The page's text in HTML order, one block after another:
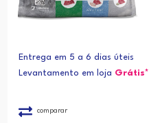
Entrega em 5 a 6 dias úteis
Levantamento em loja Grátis*
comparar